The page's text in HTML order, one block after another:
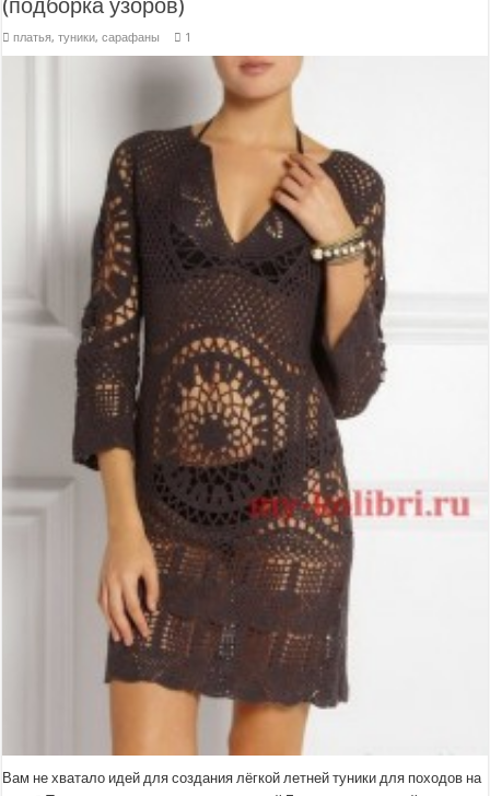
(подборка узоров)
платья, туники, сарафаны 1
Вам не хватало идей для создания лёгкой летней туники для походов на